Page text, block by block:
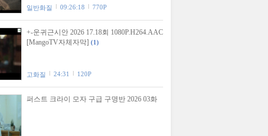
일반화질 09:26:18 770P
+-운귀근시안 2026 17.18회 1080P.H264.AAC
[MangoTV자체자막] (1)
고화질 24:31 120P
퍼스트 크라이 모자 구급 구명반 2026 03화